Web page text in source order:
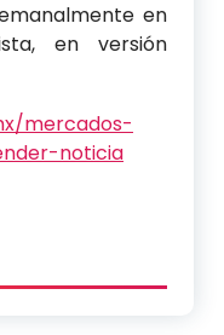
en
en versión
mercados-
noticia